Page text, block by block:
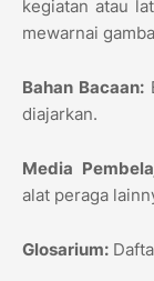
kegiatan atau
mewarnai
Bahan Bacaan:
diajarkan.
Media
alat peraga
Glosarium: